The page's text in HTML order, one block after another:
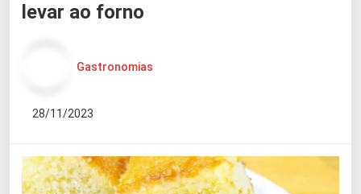
levar ao forno
Gastronomias
28/11/2023